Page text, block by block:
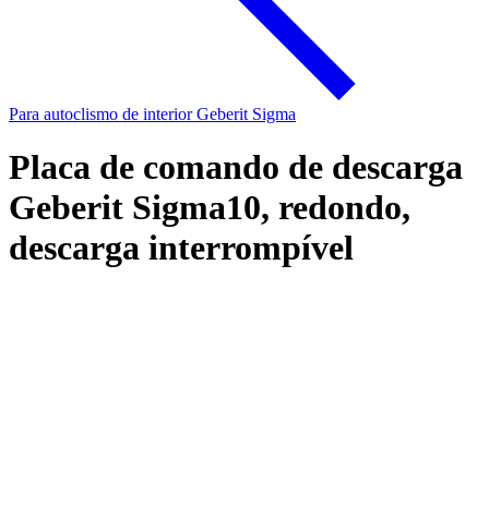
Para autoclismo de interior Geberit Sigma
Placa de comando de descarga
Geberit Sigma10, redondo,
descarga interrompível